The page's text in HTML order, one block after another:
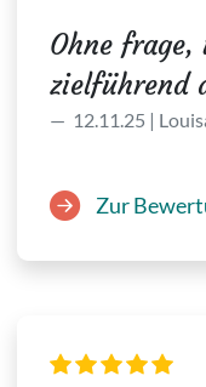
Ohne
zielführend
12.11.25 |
Zur